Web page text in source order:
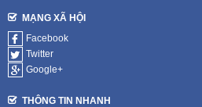
MẠNG XÃ HỘI
Facebook
Twitter
Google+
THÔNG TIN NHANH